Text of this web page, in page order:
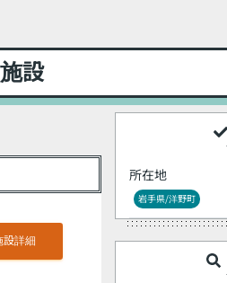
設
設詳細
所在地
岩手県/洋野町